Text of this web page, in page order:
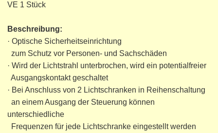
VE 1 Stück
Beschreibung:
· Optische Sicherheitseinrichtung
zum Schutz vor Personen- und Sachschäden
· Wird der Lichtstrahl unterbrochen, wird ein potentialfreier
Ausgangskontakt geschaltet
· Bei Anschluss von 2 Lichtschranken in Reihenschaltung
an einem Ausgang der Steuerung können
unterschiedliche
Frequenzen für jede Lichtschranke eingestellt werden